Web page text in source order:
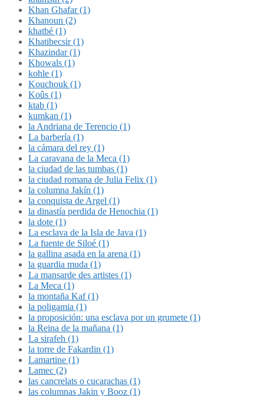
Khan Ghafar (1)
Khanoun (2)
khatbé (1)
Khatibecsir (1)
Khazindar (1)
Khowals (1)
kohle (1)
Kouchouk (1)
Koûs (1)
ktab (1)
kumkan (1)
la Andriana de Terencio (1)
La barbería (1)
la cámara del rey (1)
La caravana de la Meca (1)
la ciudad de las tumbas (1)
la ciudad romana de Julia Felix (1)
la columna Jakín (1)
la conquista de Argel (1)
la dinastía perdida de Henochia (1)
la dote (1)
La esclava de la Isla de Java (1)
La fuente de Siloé (1)
la gallina asada en la arena (1)
la guardia muda (1)
La mansarde des artistes (1)
La Meca (1)
la montaña Kaf (1)
la poligamia (1)
la proposición: una esclava por un grumete (1)
la Reina de la mañana (1)
La sirafeh (1)
la torre de Fakardin (1)
Lamartine (1)
Lamec (2)
las cancrelats o cucarachas (1)
las columnas Jakin y Booz (1)